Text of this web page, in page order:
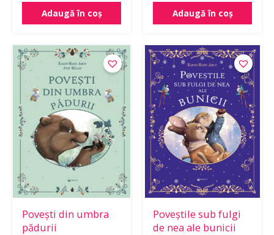
Adaugă în coș Adaugă în coș
Povești din umbra
pădurii
Poveștile sub fulgi
de nea ale bunicii